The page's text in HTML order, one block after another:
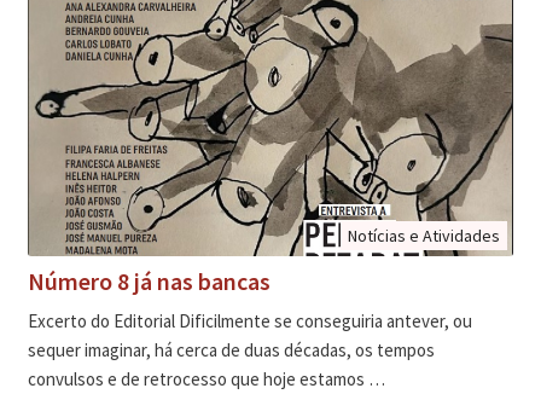
Notícias e Atividades
Número 8 já nas bancas
Excerto do Editorial Dificilmente se conseguiria antever, ou
sequer imaginar, há cerca de duas décadas, os tempos
convulsos e de retrocesso que hoje estamos …